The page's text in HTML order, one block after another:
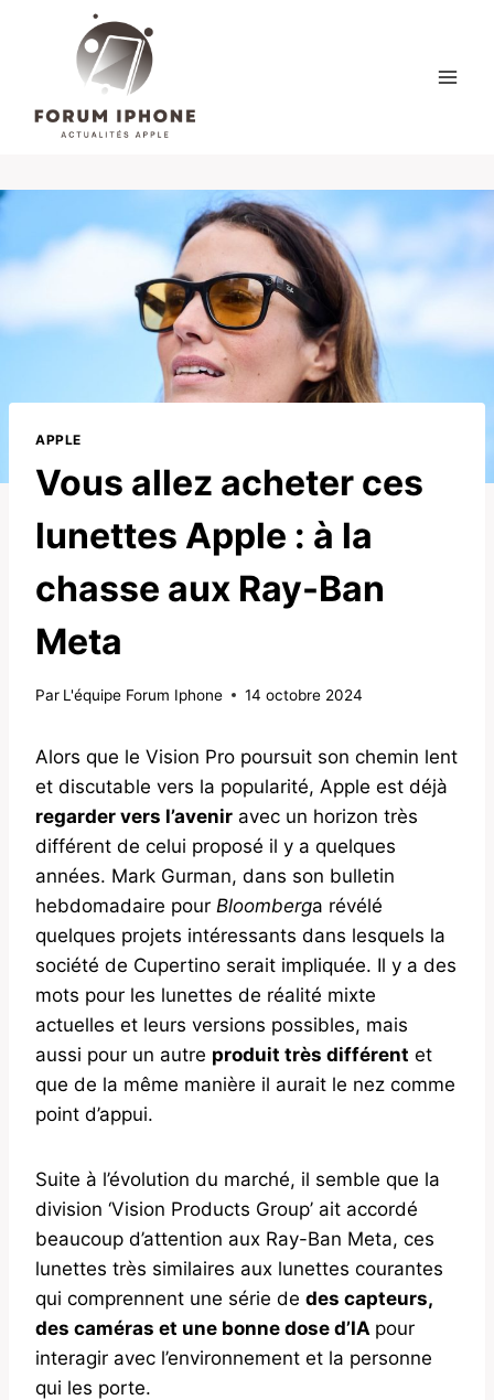
APPLE
Vous allez acheter ces
lunettes Apple : à la
chasse aux Ray-Ban
Meta
Par L'équipe Forum Iphone 14 octobre 2024
Alors que le Vision Pro poursuit son chemin lent
et discutable vers la popularité, Apple est déjà
regarder vers l’avenir avec un horizon très
différent de celui proposé il y a quelques
années. Mark Gurman, dans son bulletin
hebdomadaire pour Bloomberga révélé
quelques projets intéressants dans lesquels la
société de Cupertino serait impliquée. Il y a des
mots pour les lunettes de réalité mixte
actuelles et leurs versions possibles, mais
aussi pour un autre produit très différent et
que de la même manière il aurait le nez comme
point d’appui.
Suite à l’évolution du marché, il semble que la
division ‘Vision Products Group’ ait accordé
beaucoup d’attention aux Ray-Ban Meta, ces
lunettes très similaires aux lunettes courantes
qui comprennent une série de des capteurs,
des caméras et une bonne dose d’IA pour
interagir avec l’environnement et la personne
qui les porte.